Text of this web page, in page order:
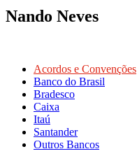
Nando Neves
Acordos e Convenções
Banco do Brasil
Bradesco
Caixa
Itaú
Santander
Outros Bancos